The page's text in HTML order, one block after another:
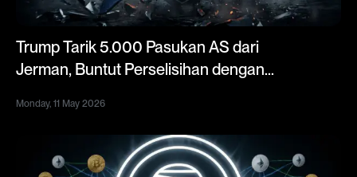
Trump Tarik 5.000 Pasukan AS dari
Jerman, Buntut Perselisihan dengan
Monday, 11 May 2026